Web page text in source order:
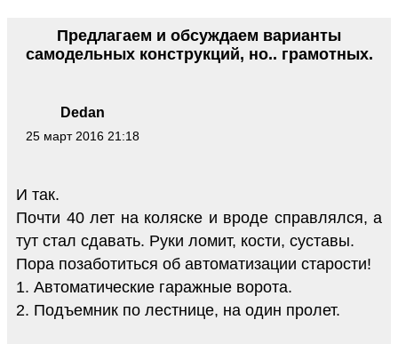
Dedan
25 март 2016 21:18
Предлагаем и обсуждаем варианты
самодельных конструкций, но.. грамотных.
И так.
Почти 40 лет на коляске и вроде справлялся, а
тут стал сдавать. Руки ломит, кости, суставы.
Пора позаботиться об автоматизации старости!
1. Автоматические гаражные ворота.
2. Подъемник по лестнице, на один пролет.